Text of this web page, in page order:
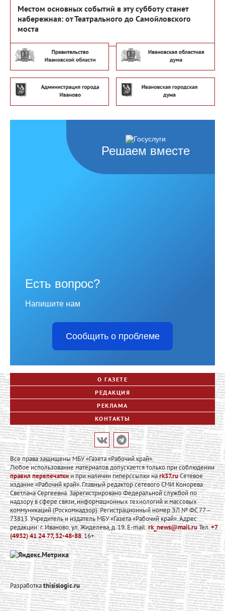
Местом основных событий в эту субботу станет
набережная: от Театрального до Самойловского
моста
Решаем вместе
Есть вопрос?
Напишите нам
Сообщить о проблеме
О ГАЗЕТЕ
РЕДАКЦИЯ
РЕКЛАМА
КОНТАКТЫ
Все права защищены МБУ «Газета «Рабочий край».
Любое использование материалов допускается только при соблюдении
правил перепечаткии при наличии гиперссылки наrk37.ruСетевое
издание «Рабочий край». Главный редактор сетевого СМИ Конорева
Светлана Сергеевна. Зарегистрировано Федеральной службой по
надзору в сфере связи, информационных технологий и массовых
коммуникаций (Роскомнадзор). Регистрационный номер ЭЛ № ФС 77 –
73813. Учредитель и издатель МБУ «Газета «Рабочий край». Адрес
редакции: г. Иваново, ул. Жиделева, д. 19. E-mail:rk_news@mail.ruТел.+7
(4932) 41 24 77, 32-48-88. 16+
Разработкаthisislogic.ru